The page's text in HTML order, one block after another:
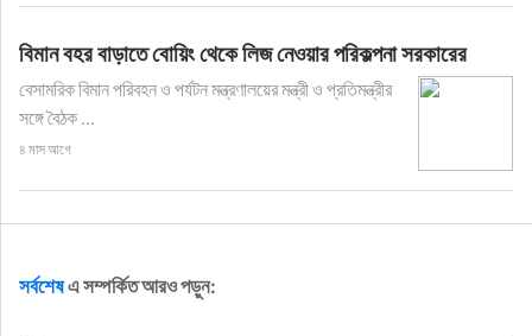
বিমান বহর বাড়াতে বোয়িং থেকে লিজ নেওয়ার পরিকল্পনা সরকারের
­বেসামরিক বিমান পরিবহন ও পর্যটন মন্ত্রণালয়ের মন্ত্রী ও প্রতিমন্ত্রীর
সঙ্গে বৈঠক ...
৪ মাস আগে
সর্বশেষএ সম্পর্কিত আরও পড়ুন: